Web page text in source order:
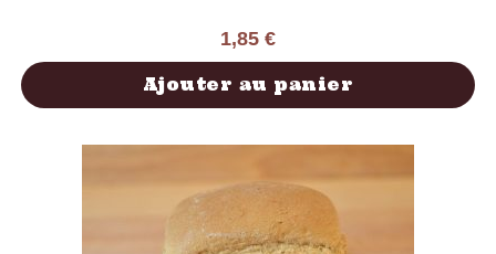
1,85 €
Ajouter au panier